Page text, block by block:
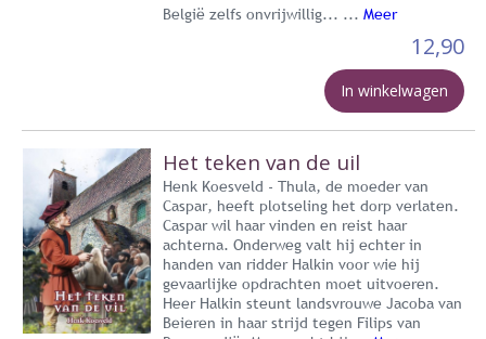
België zelfs onvrijwillig... ... Meer
12,90
In winkelwagen
Het teken van de uil
Henk Koesveld - Thula, de moeder van
Caspar, heeft plotseling het dorp verlaten.
Caspar wil haar vinden en reist haar
achterna. Onderweg valt hij echter in
handen van ridder Halkin voor wie hij
gevaarlijke opdrachten moet uitvoeren.
Heer Halkin steunt landsvrouwe Jacoba van
Beieren in haar strijd tegen Filips van